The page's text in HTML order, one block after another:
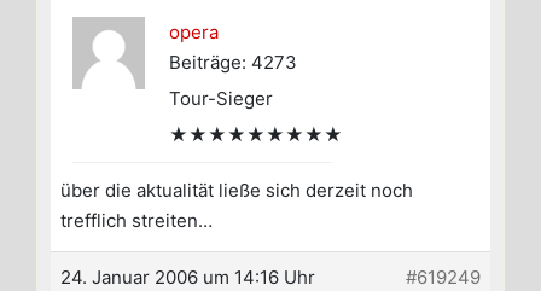
opera
Beiträge: 4273
Tour-Sieger
★★★★★★★★★
über die aktualität ließe sich derzeit noch
trefflich streiten…
24. Januar 2006 um 14:16 Uhr #619249